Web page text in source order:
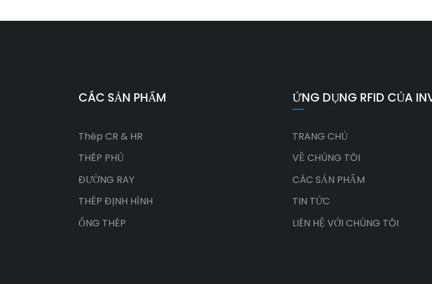
Đường ray xe lửa tiêu
chuẩn Trung Quốc 60N
Ray cầu trục ASTM A759
CÁC SẢN PHẨM
Thép CR & HR
THÉP PHỦ
ĐƯỜNG RAY
THÉP ĐỊNH HÌNH
ỐNG THÉP
ỨNG DỤNG RFID CỦA
TRANG CHỦ
VỀ CHÚNG TÔI
CÁC SẢN PHẨM
TIN TỨC
LIÊN HỆ VỚI CHÚNG TÔI